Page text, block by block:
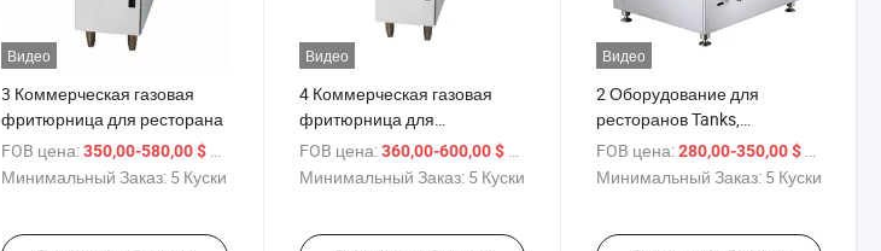
Видео
3 Коммерческая газовая
фритюрница для ресторана
FOB цена: 350,00-580,00 $
Минимальный Заказ: 5 Куски
Видео
4 Коммерческая газовая
фритюрница для
оборудования
общественного питания
FOB цена: 360,00-600,00 $
Минимальный Заказ: 5 Куски
Видео
2 Оборудование для
ресторанов Tanks,
коммерческие газовые
фритюрницы для
FOB цена: 280,00-350,00 $
Минимальный Заказ: 5 Куски